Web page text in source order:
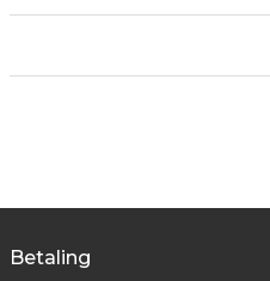
Betaling